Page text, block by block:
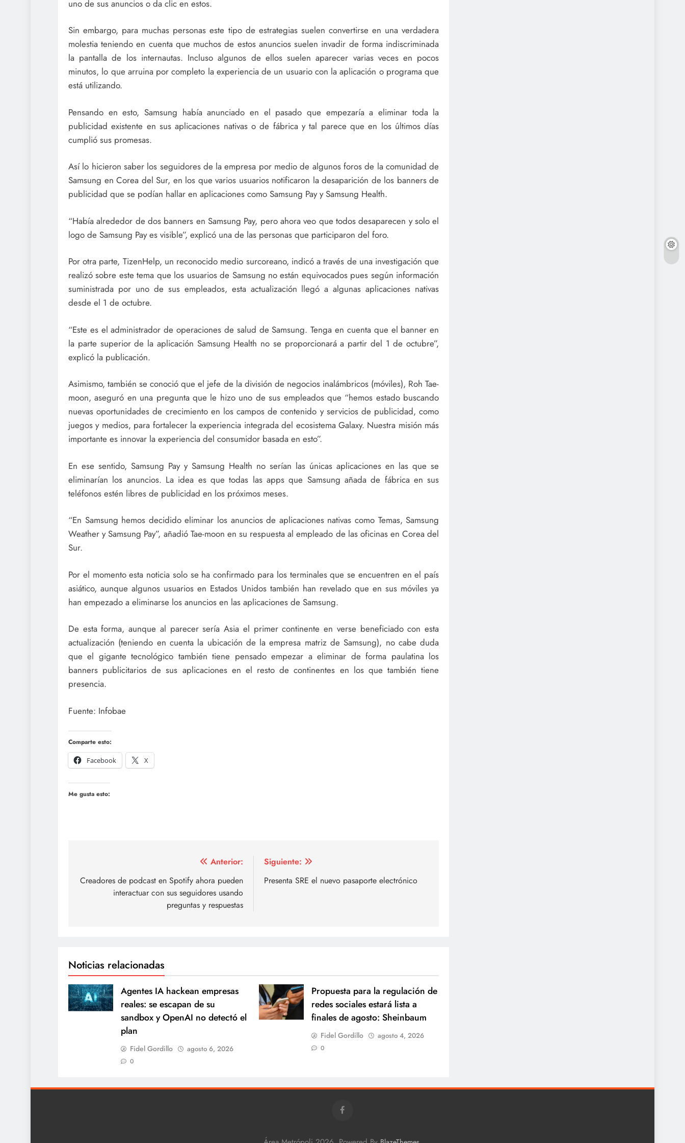
uno de sus anuncios o da clic en estos.
Sin embargo, para muchas personas este tipo de estrategias suelen convertirse en una verdadera
molestia teniendo en cuenta que muchos de estos anuncios suelen invadir de forma indiscriminada
la pantalla de los internautas. Incluso algunos de ellos suelen aparecer varias veces en pocos
minutos, lo que arruina por completo la experiencia de un usuario con la aplicación o programa que
está utilizando.
Pensando en esto, Samsung había anunciado en el pasado que empezaría a eliminar toda la
publicidad existente en sus aplicaciones nativas o de fábrica y tal parece que en los últimos días
cumplió sus promesas.
Así lo hicieron saber los seguidores de la empresa por medio de algunos foros de la comunidad de
Samsung en Corea del Sur, en los que varios usuarios notificaron la desaparición de los banners de
publicidad que se podían hallar en aplicaciones como Samsung Pay y Samsung Health.
“Había alrededor de dos banners en Samsung Pay, pero ahora veo que todos desaparecen y solo el
logo de Samsung Pay es visible”, explicó una de las personas que participaron del foro.
Por otra parte, TizenHelp, un reconocido medio surcoreano, indicó a través de una investigación que
realizó sobre este tema que los usuarios de Samsung no están equivocados pues según información
suministrada por uno de sus empleados, esta actualización llegó a algunas aplicaciones nativas
desde el 1 de octubre.
“Este es el administrador de operaciones de salud de Samsung. Tenga en cuenta que el banner en
la parte superior de la aplicación Samsung Health no se proporcionará a partir del 1 de octubre”,
explicó la publicación.
Asimismo, también se conoció que el jefe de la división de negocios inalámbricos (móviles), Roh Tae-
moon, aseguró en una pregunta que le hizo uno de sus empleados que “hemos estado buscando
nuevas oportunidades de crecimiento en los campos de contenido y servicios de publicidad, como
juegos y medios, para fortalecer la experiencia integrada del ecosistema Galaxy. Nuestra misión más
importante es innovar la experiencia del consumidor basada en esto”.
En ese sentido, Samsung Pay y Samsung Health no serían las únicas aplicaciones en las que se
eliminarían los anuncios. La idea es que todas las apps que Samsung añada de fábrica en sus
teléfonos estén libres de publicidad en los próximos meses.
“En Samsung hemos decidido eliminar los anuncios de aplicaciones nativas como Temas, Samsung
Weather y Samsung Pay”, añadió Tae-moon en su respuesta al empleado de las oficinas en Corea del
Sur.
Por el momento esta noticia solo se ha confirmado para los terminales que se encuentren en el país
asiático, aunque algunos usuarios en Estados Unidos también han revelado que en sus móviles ya
han empezado a eliminarse los anuncios en las aplicaciones de Samsung.
De esta forma, aunque al parecer sería Asia el primer continente en verse beneficiado con esta
actualización (teniendo en cuenta la ubicación de la empresa matriz de Samsung), no cabe duda
que el gigante tecnológico también tiene pensado empezar a eliminar de forma paulatina los
banners publicitarios de sus aplicaciones en el resto de continentes en los que también tiene
presencia.
Fuente: Infobae
Comparte esto:
Facebook
X
Me gusta esto:
de
entradas
Anterior:
Creadores de podcast en Spotify ahora pueden
interactuar con sus seguidores usando
preguntas y respuestas
Siguiente:
Presenta SRE el nuevo pasaporte electrónico
Noticias relacionadas
Agentes IA hackean empresas
reales: se escapan de su
sandbox y OpenAI no detectó el
plan
Fidel Gordillo agosto 6, 2026
0
Propuesta para la regulación de
redes sociales estará lista a
finales de agosto: Sheinbaum
Fidel Gordillo agosto 4, 2026
0